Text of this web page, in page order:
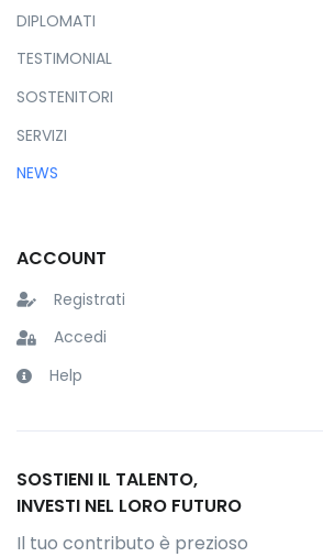
DIPLOMATI
TESTIMONIAL
SOSTENITORI
SERVIZI
NEWS
ACCOUNT
Registrati
Accedi
Help
SOSTIENI IL TALENTO,
INVESTI NEL LORO FUTURO
Il tuo contributo è prezioso